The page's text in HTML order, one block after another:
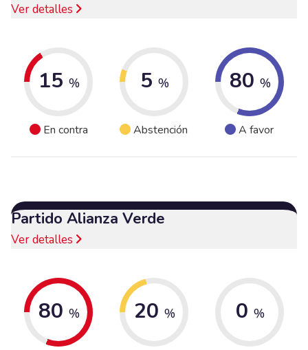
Ver detalles
15 %
En contra
5 %
Abstención
80 %
A favor
Partido Alianza Verde
Ver detalles
80 % 20 % 0 %